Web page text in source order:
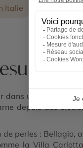
Italie
Voyage
en
dans un paysage
depuis des
perles : Bellagio,
la Villa